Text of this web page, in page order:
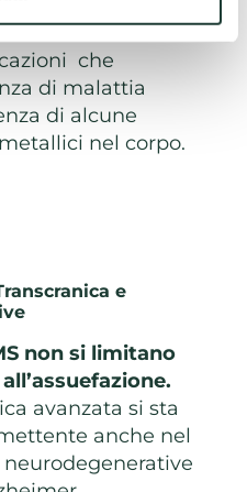
medica
l’eventuale
che
di malattia
di alcune
nel corpo.
e
non si limitano
avanzata si sta
anche nel